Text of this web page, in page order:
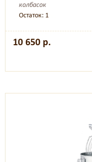
колбасок
Остаток: 1
10 650 р.